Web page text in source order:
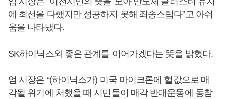
에 최선을 다했지만 성공하지 못해 죄송스럽다”고 아쉬
움을 나타냈다.
SK하이닉스와 좋은 관계를 이어가겠다는 뜻을 밝혔다.
엄 시장은 “(하이닉스가) 미국 마이크론에 헐값으로 매
각될 위기에 처했을 때 시민들이 매각 반대운동에 동참